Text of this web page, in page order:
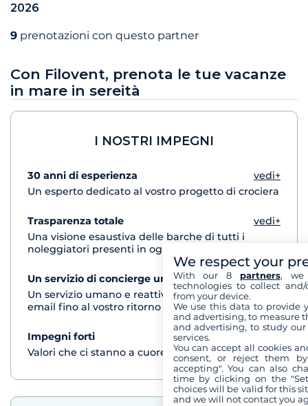
2026
9 prenotazioni con questo partner
Con Filovent, prenota le tue vacanze
in mare in sereità
I NOSTRI IMPEGNI
30 anni di esperienza
vedi+
Un esperto dedicato al vostro progetto di crociera
Trasparenza totale
vedi+
Una visione esaustiva delle barche di tutti i
noleggiatori presenti in ogni destinazione
Un servizio di concierge unico
vedi+
Un servizio umano e reattivo per telefono o via
email fino al vostro ritorno dalla crociera
Impegni forti
Valori che ci stanno a cuore
We respect your
With our 8 partners, we
technologies to collect
from your device.
We use this data to provide
and advertising, to measure
and advertising, to study
services.
You can accept all cookies
consent, or reject them
accepting". You can also
time by clicking on the
choices will be valid for this
and we will not contact you